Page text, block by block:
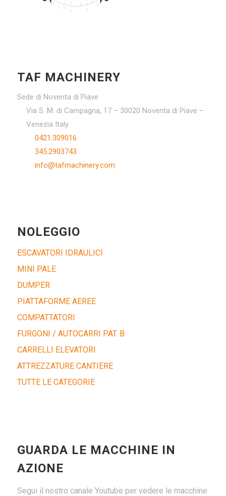
TAF MACHINERY
Sede di Noventa di Piave
Via S. M. di Campagna, 17 – 30020 Noventa di Piave –
Venezia Italy
0421.309016
345.2903743
info@tafmachinery.com
NOLEGGIO
ESCAVATORI IDRAULICI
MINI PALE
DUMPER
PIATTAFORME AEREE
COMPATTATORI
FURGONI / AUTOCARRI PAT. B
CARRELLI ELEVATORI
ATTREZZATURE CANTIERE
TUTTE LE CATEGORIE
GUARDA LE MACCHINE IN
AZIONE
Segui il nostro canale Youtube per vedere le macchine